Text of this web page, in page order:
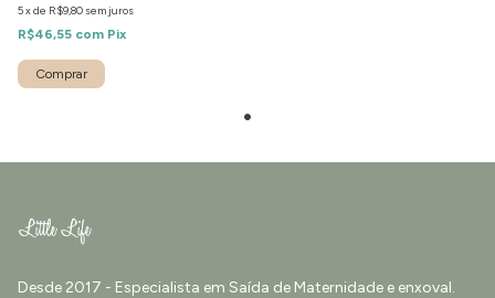
5xde R$9,80 sem juros
R$46,55 com Pix
Desde 2017 - Especialista em Saída de Maternidade e enxoval.